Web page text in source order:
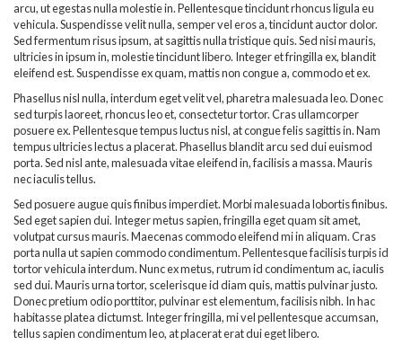
arcu, ut egestas nulla molestie in. Pellentesque tincidunt rhoncus ligula eu
vehicula. Suspendisse velit nulla, semper vel eros a, tincidunt auctor dolor.
Sed fermentum risus ipsum, at sagittis nulla tristique quis. Sed nisi mauris,
ultricies in ipsum in, molestie tincidunt libero. Integer et fringilla ex, blandit
eleifend est. Suspendisse ex quam, mattis non congue a, commodo et ex.
Phasellus nisl nulla, interdum eget velit vel, pharetra malesuada leo. Donec
sed turpis laoreet, rhoncus leo et, consectetur tortor. Cras ullamcorper
posuere ex. Pellentesque tempus luctus nisl, at congue felis sagittis in. Nam
tempus ultricies lectus a placerat. Phasellus blandit arcu sed dui euismod
porta. Sed nisl ante, malesuada vitae eleifend in, facilisis a massa. Mauris
nec iaculis tellus.
Sed posuere augue quis finibus imperdiet. Morbi malesuada lobortis finibus.
Sed eget sapien dui. Integer metus sapien, fringilla eget quam sit amet,
volutpat cursus mauris. Maecenas commodo eleifend mi in aliquam. Cras
porta nulla ut sapien commodo condimentum. Pellentesque facilisis turpis id
tortor vehicula interdum. Nunc ex metus, rutrum id condimentum ac, iaculis
sed dui. Mauris urna tortor, scelerisque id diam quis, mattis pulvinar justo.
Donec pretium odio porttitor, pulvinar est elementum, facilisis nibh. In hac
habitasse platea dictumst. Integer fringilla, mi vel pellentesque accumsan,
tellus sapien condimentum leo, at placerat erat dui eget libero.